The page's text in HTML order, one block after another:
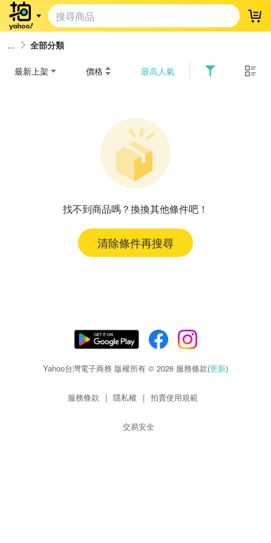
登
全部分類
最新上架 價格 最高人氣
找不到商品嗎？換換其他條件吧！
清除條件再搜尋
Yahoo台灣電子商務 版權所有 © 2026 服務條款(更新)
服務條款 | 隱私權 | 拍賣使用規範
交易安全